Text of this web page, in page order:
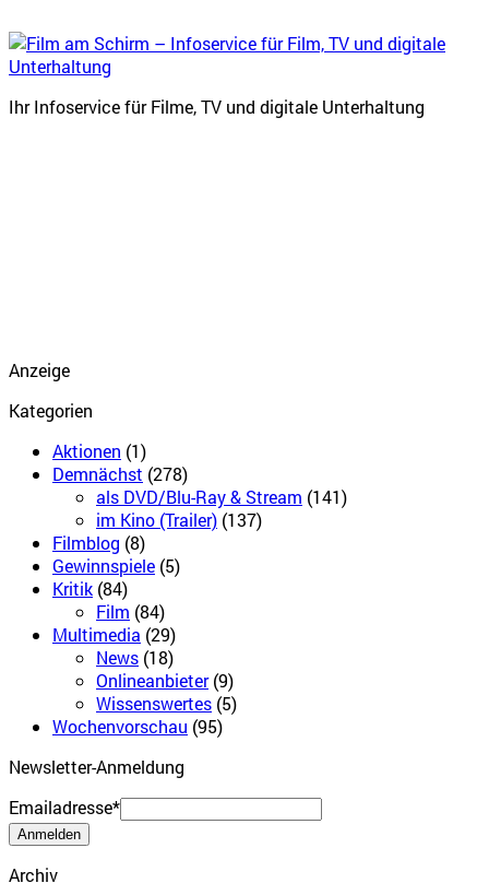
Ihr Infoservice für Filme, TV und digitale Unterhaltung
Anzeige
Kategorien
Aktionen (1)
Demnächst (278)
als DVD/Blu-Ray & Stream (141)
im Kino (Trailer) (137)
Filmblog (8)
Gewinnspiele (5)
Kritik (84)
Film (84)
Multimedia (29)
News (18)
Onlineanbieter(9)
Wissenswertes (5)
Wochenvorschau (95)
Newsletter-Anmeldung
Emailadresse*
Archiv